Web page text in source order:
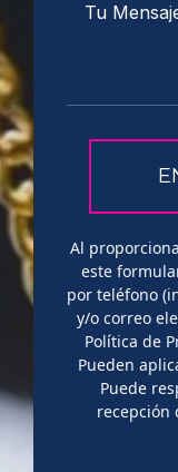
Al
este
por teléfono
y/o correo
Política de
Pueden
Puede
recepción